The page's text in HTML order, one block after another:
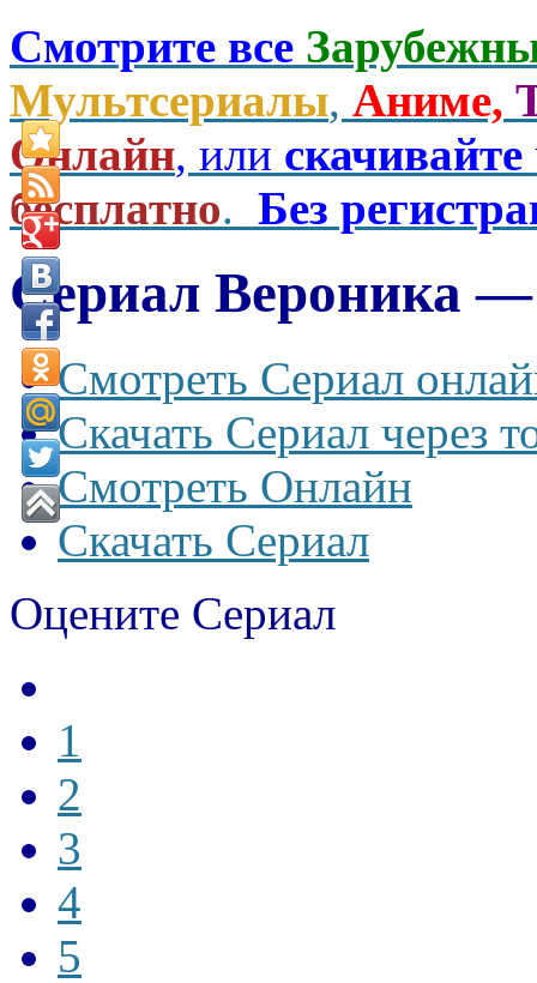
Смотрите все
Мультсериалы, Аниме,
Онлайн, или скачивайте
бесплатно. Без
Сериал Вероника
Смотреть Сериал
Скачать Сериал через
Смотреть Онлайн
Скачать Сериал
Оцените Сериал
1
2
3
4
5